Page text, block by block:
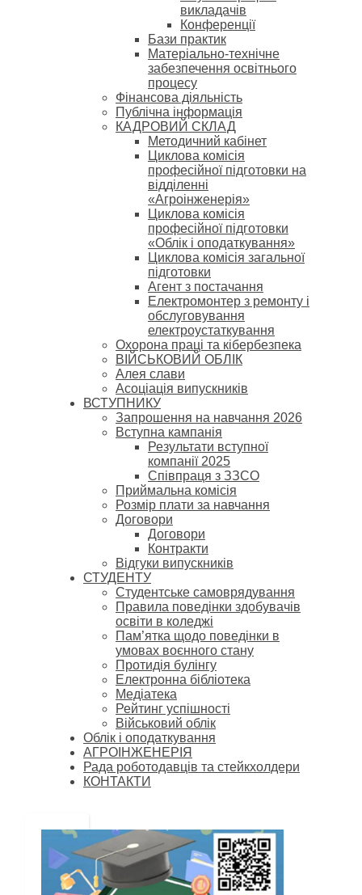
викладачів
Конференції
Бази практик
Матеріально-технічне
забезпечення освітнього
процесу
Фінансова діяльність
Публічна інформація
КАДРОВИЙ СКЛАД
Методичний кабінет
Циклова комісія
професійної підготовки на
відділенні
«Агроінженерія»
Циклова комісія
професійної підготовки
«Облік і оподаткування»
Циклова комісія загальної
підготовки
Агент з постачання
Електромонтер з ремонту і
обслуговування
електроустаткування
Охорона праці та кібербезпека
ВІЙСЬКОВИЙ ОБЛІК
Алея слави
Асоціація випускників
ВСТУПНИКУ
Запрошення на навчання 2026
Вступна кампанія
Результати вступної
компанії 2025
Співпраця з ЗЗСО
Приймальна комісія
Розмір плати за навчання
Договори
Договори
Контракти
Відгуки випускників
СТУДЕНТУ
Cтудентське самоврядування
Правила поведінки здобувачів
освіти в коледжі
Пам’ятка щодо поведінки в
умовах воєнного стану
Протидія булінгу
Електронна бібліотека
Медіатека
Рейтинг успішності
Військовий облік
Облік і оподаткування
АГРОІНЖЕНЕРІЯ
Рада роботодавців та стейкхолдери
КОНТАКТИ